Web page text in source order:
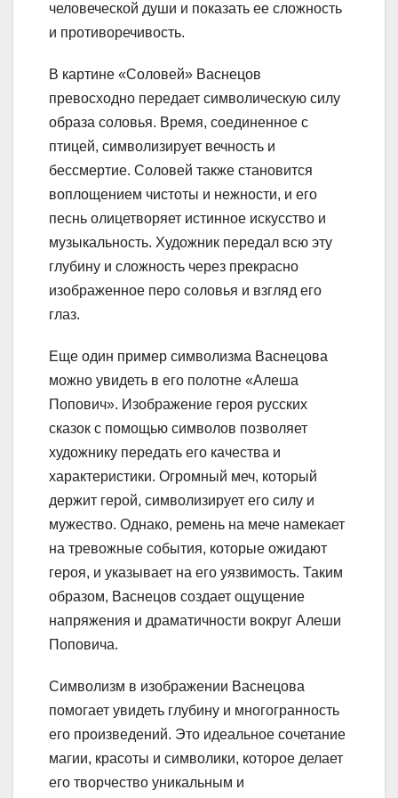
человеческой души и показать ее сложность
и противоречивость.
В картине «Соловей» Васнецов
превосходно передает символическую силу
образа соловья. Время, соединенное с
птицей, символизирует вечность и
бессмертие. Соловей также становится
воплощением чистоты и нежности, и его
песнь олицетворяет истинное искусство и
музыкальность. Художник передал всю эту
глубину и сложность через прекрасно
изображенное перо соловья и взгляд его
глаз.
Еще один пример символизма Васнецова
можно увидеть в его полотне «Алеша
Попович». Изображение героя русских
сказок с помощью символов позволяет
художнику передать его качества и
характеристики. Огромный меч, который
держит герой, символизирует его силу и
мужество. Однако, ремень на мече намекает
на тревожные события, которые ожидают
героя, и указывает на его уязвимость. Таким
образом, Васнецов создает ощущение
напряжения и драматичности вокруг Алеши
Поповича.
Символизм в изображении Васнецова
помогает увидеть глубину и многогранность
его произведений. Это идеальное сочетание
магии, красоты и символики, которое делает
его творчество уникальным и